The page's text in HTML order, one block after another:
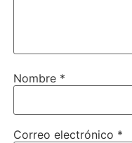
Nombre *
Correo electrónico *